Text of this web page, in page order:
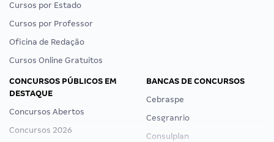
Cursos por Estado
Cursos por Professor
Oficina de Redação
Cursos Online Gratuitos
CONCURSOS PÚBLICOS EM
DESTAQUE
Concursos Abertos
Concursos 2026
BANCAS DE CONCURSOS
Cebraspe
Cesgranrio
Consulplan